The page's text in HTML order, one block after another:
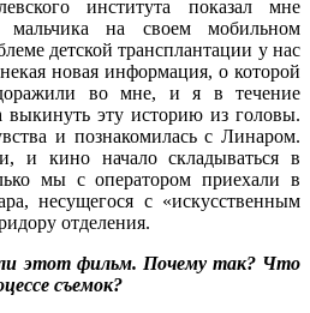
института показал мне
мальчика на своем мобильном
детской трансплантации у нас
новая информация, о которой
во мне, и я в течение
выкинуть эту историю из головы.
и познакомилась с Линаром.
и кино начало складываться в
мы с оператором приехали в
несущегося с «искусственным
отделения.
этот фильм. Почему так? Что
съемок?